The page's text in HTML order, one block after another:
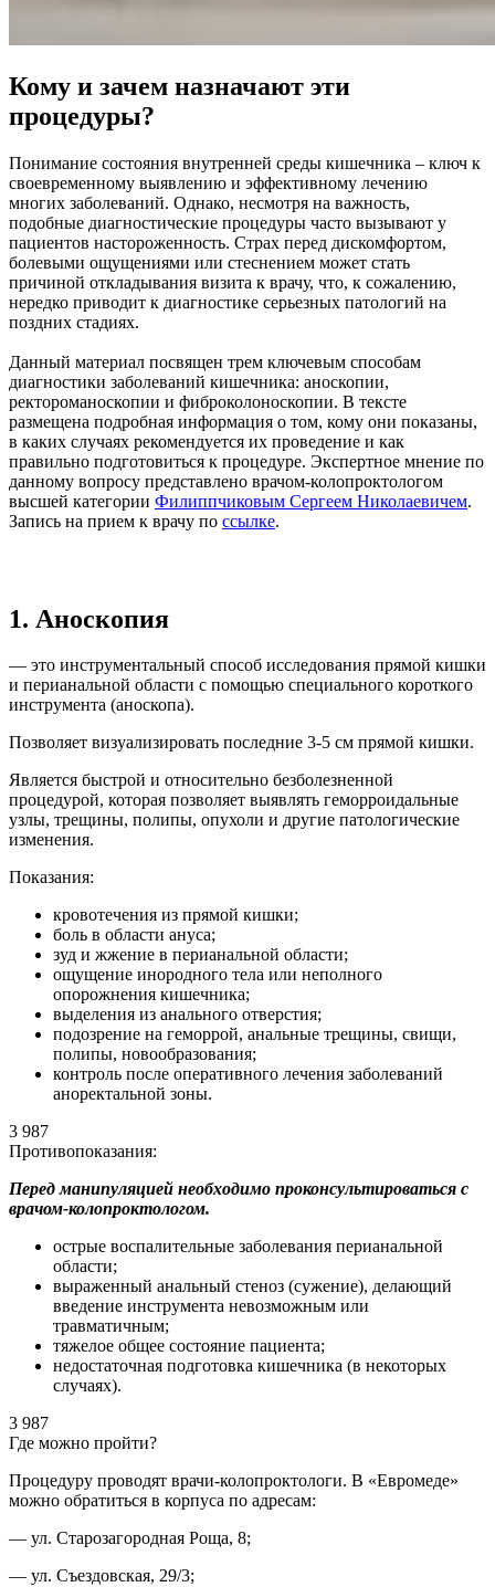
Кому и зачем назначают эти
процедуры?
Понимание состояния внутренней среды кишечника – ключ к
своевременному выявлению и эффективному лечению
многих заболеваний. Однако, несмотря на важность,
подобные диагностические процедуры часто вызывают у
пациентов настороженность. Страх перед дискомфортом,
болевыми ощущениями или стеснением может стать
причиной откладывания визита к врачу, что, к сожалению,
нередко приводит к диагностике серьезных патологий на
поздних стадиях.
Данный материал посвящен трем ключевым способам
диагностики заболеваний кишечника: аноскопии,
ректороманоскопии и фиброколоноскопии. В тексте
размещена подробная информация о том, кому они показаны,
в каких случаях рекомендуется их проведение и как
правильно подготовиться к процедуре. Экспертное мнение по
данному вопросу представлено врачом-колопроктологом
высшей категории Филиппчиковым Сергеем Николаевичем.
Запись на прием к врачу по ссылке.
1. Аноскопия
— это инструментальный способ исследования прямой кишки
и перианальной области с помощью специального короткого
инструмента (аноскопа).
Позволяет визуализировать последние 3-5 см прямой кишки.
Является быстрой и относительно безболезненной
процедурой, которая позволяет выявлять геморроидальные
узлы, трещины, полипы, опухоли и другие патологические
изменения.
Показания:
кровотечения из прямой кишки;
боль в области ануса;
зуд и жжение в перианальной области;
ощущение инородного тела или неполного
опорожнения кишечника;
выделения из анального отверстия;
подозрение на геморрой, анальные трещины, свищи,
полипы, новообразования;
контроль после оперативного лечения заболеваний
аноректальной зоны.
3 987
Противопоказания:
Перед манипуляцией необходимо проконсультироваться с
врачом-колопроктологом.
острые воспалительные заболевания перианальной
области;
выраженный анальный стеноз (сужение), делающий
введение инструмента невозможным или
травматичным;
тяжелое общее состояние пациента;
недостаточная подготовка кишечника (в некоторых
случаях).
3 987
Где можно пройти?
Процедуру проводят врачи-колопроктологи. В «Евромеде»
можно обратиться в корпуса по адресам:
— ул. Старозагородная Роща, 8;
— ул. Съездовская, 29/3;